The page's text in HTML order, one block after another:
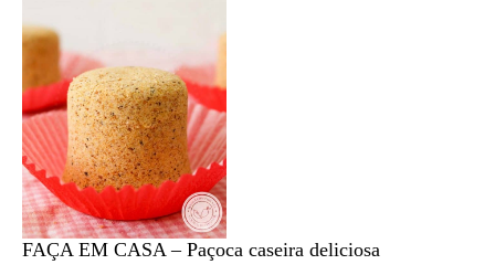
FAÇA EM CASA – Paçoca caseira deliciosa